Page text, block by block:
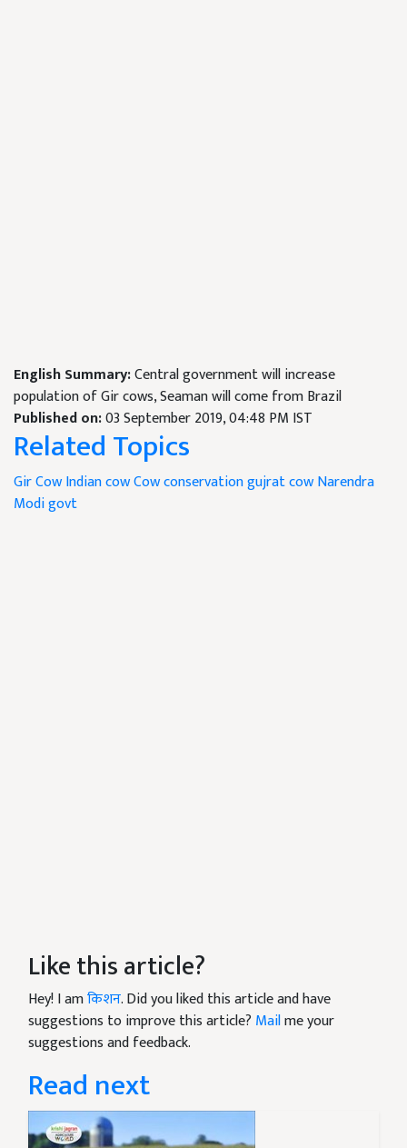
English Summary:Central government will increase
population of Gir cows, Seaman will come from Brazil
Published on:03 September 2019, 04:48 PM IST
Related Topics
Gir CowIndian cowCow conservationgujrat cowNarendra
Modi govt
Like this article?
Hey! I amकिशन. Did you liked this article and have
suggestions to improve this article? Mailme your
suggestions and feedback.
Read next